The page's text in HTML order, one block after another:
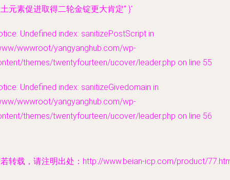
元素促进取得二轮金锭更大肯定” }'
Undefined index: sanitizePostScript in
wwwroot/yangyanghub.com/wp-
themes/twentyfourteen/ucover/leader.php on line 55
Undefined index: sanitizeGivedomain in
wwwroot/yangyanghub.com/wp-
themes/twentyfourteen/ucover/leader.php on line 56
转载，请注明出处：http://www.beian-icp.com/product/